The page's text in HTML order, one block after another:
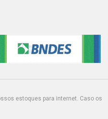
estoques para internet. Caso os